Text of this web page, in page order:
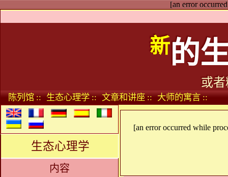
[an error
新的
或
陈列馆 :: 生态心理学 :: 文章和讲座 :: 大师的寓言 ::
生态心理学
内容
[an error occurred while